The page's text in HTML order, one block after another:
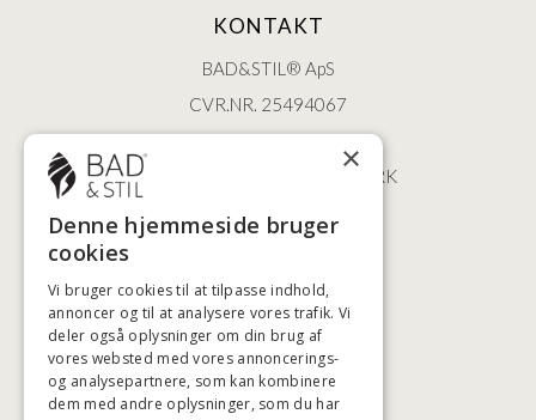
KONTAKT
BAD&STIL® ApS
CVR.NR. 25494067
ØSTERBROGADE 202
2100 KØBENHAVN • DANMARK
+45 3920 5084
HØJESTE KREDITVÆRDIGHED
×
Denne hjemmeside bruger
cookies
Vi bruger cookies til at tilpasse indhold,
annoncer og til at analysere vores trafik. Vi
deler også oplysninger om din brug af
vores websted med vores annoncerings-
og analysepartnere, som kan kombinere
dem med andre oplysninger, som du har